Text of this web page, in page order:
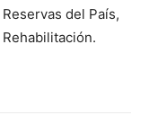
del País,